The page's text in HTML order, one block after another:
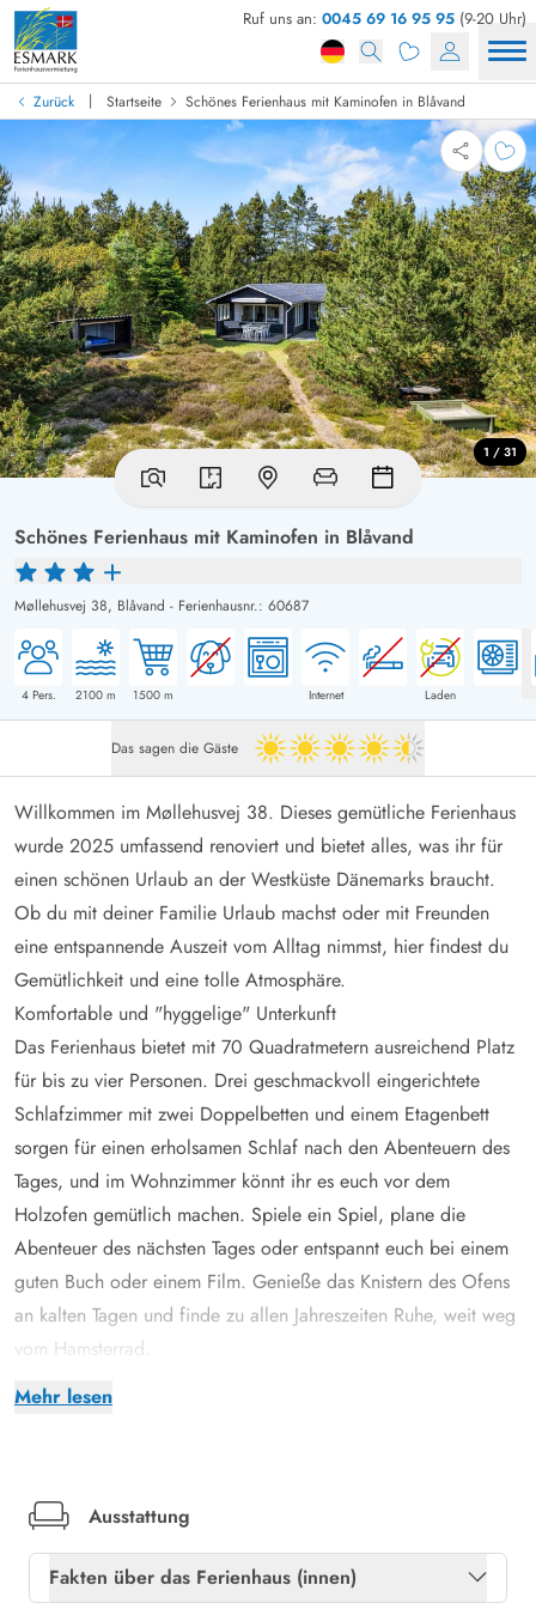
Ruf uns an: 0045 69 16 95 95 (9-20 Uhr)
Zurück | Startseite Schönes Ferienhaus mit Kaminofen in Blåvand
Schönes Ferienhaus mit Kaminofen in Blåvand
Møllehusvej 38, Blåvand - Ferienhausnr.: 60687
4Pers. 2100 m 1500 m Internet Laden
1 / 31
Das sagen die Gäste 4.5 von 5
Mehr lesen
Willkommen im Møllehusvej 38. Dieses gemütliche Ferienhaus
wurde 2025 umfassend renoviert und bietet alles, was ihr für
einen schönen Urlaub an der Westküste Dänemarks braucht.
Ob du mit deiner Familie Urlaub machst oder mit Freunden
eine entspannende Auszeit vom Alltag nimmst, hier findest du
Gemütlichkeit und eine tolle Atmosphäre.
Komfortable und "hyggelige" Unterkunft
Das Ferienhaus bietet mit 70 Quadratmetern ausreichend Platz
für bis zu vier Personen. Drei geschmackvoll eingerichtete
Schlafzimmer mit zwei Doppelbetten und einem Etagenbett
sorgen für einen erholsamen Schlaf nach den Abenteuern des
Tages, und im Wohnzimmer könnt ihr es euch vor dem
Holzofen gemütlich machen. Spiele ein Spiel, plane die
Abenteuer des nächsten Tages oder entspannt euch bei einem
guten Buch oder einem Film. Genieße das Knistern des Ofens
an kalten Tagen und finde zu allen Jahreszeiten Ruhe, weit weg
vom Hamsterrad.
In der Küche, die mit einem Backofen mit
Gespräche führen. Wenn ihr fertig seid, könnt ihr den
Geschirrspüler die Hausarbeit erledigen lassen, damit ihr eure
kostbare Urlaubszeit für die schönen Dinge des Lebens nutzen
Ausstattung
Fakten über das Ferienhaus (innen)